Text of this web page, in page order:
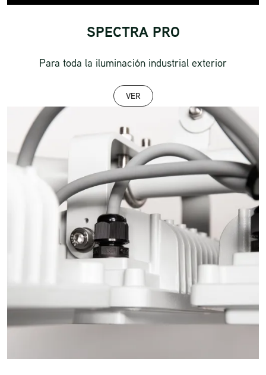
SPECTRA PRO
Para toda la iluminación industrial exterior
VER